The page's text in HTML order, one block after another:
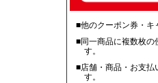
■他のクーポン券・キ
■同一商品に複数枚の
す。
■店舗・商品・お支払
す。